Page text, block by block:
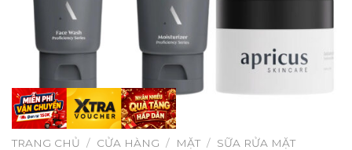
TRANG CHỦ / CỬA HÀNG / MẶT / SỮA RỬA MẶT